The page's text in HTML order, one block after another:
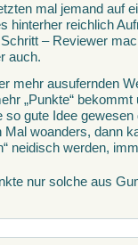
mal jemand auf
hinterher reichlich
– Reviewer
auch.
mehr ausufernden
„Punkte“
so gute Idee
woanders, dann
neidisch werden,
nur solche aus